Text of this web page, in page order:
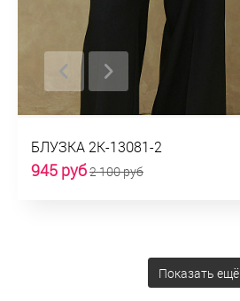
БЛУЗКА 2К-13081-2
945 руб2 100 руб
Показать ещё